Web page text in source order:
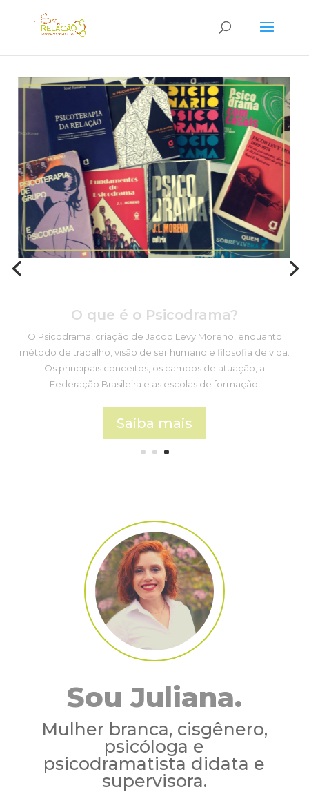
O Psicodrama, criação de Jacob Levy Moreno, enquanto
método de trabalho, visão de ser humano e filosofia de vida.
Os principais conceitos, os campos de atuação, a
Federação Brasileira e as escolas de formação.
Saiba mais
Sou Juliana.
Mulher branca, cisgênero,
psicóloga e
psicodramatista didata e
supervisora.